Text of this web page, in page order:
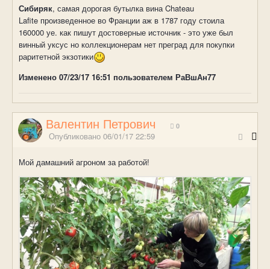
Сибиряк, самая дорогая бутылка вина Chateau
Lafite произведенное во Франции аж в 1787 году стоила
160000 уе. как пишут достоверные источник - это уже был
винный уксус но коллекционерам нет преград для покупки
раритетной экзотики
Изменено 07/23/17 16:51 пользователем РаВшАн77
Валентин Петрович 0
Опубликовано 06/01/17 22:59
Мой дамашний агроном за работой!